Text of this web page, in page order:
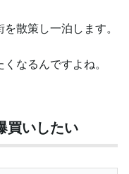
散策し一泊します。
なるんですよね。
買いしたい